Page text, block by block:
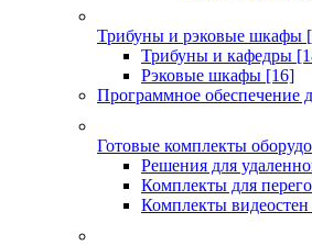
Трибуны и рэковые шкафы
Трибуны и кафедры
Рэковые шкафы [16]
Программное обеспечение
Готовые комплекты
Решения для
Комплекты для
Комплекты видеостен